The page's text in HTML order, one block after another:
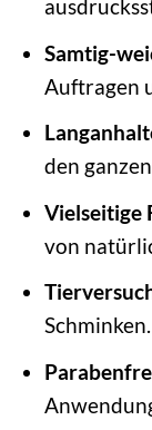
Samtig-
Auftragen
den
Vielseitige
von
Schminken.